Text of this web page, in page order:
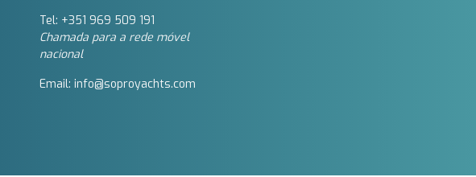
Tel: +351 969 509 191‬
Chamada para a rede móvel
nacional
Email: info@soproyachts.com